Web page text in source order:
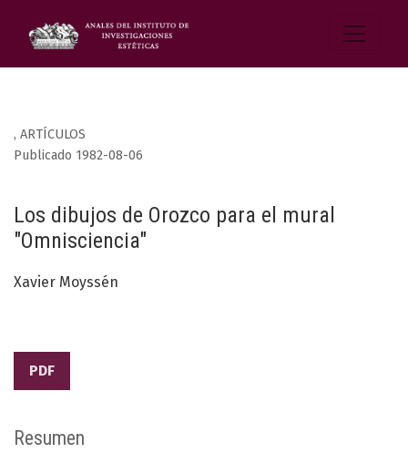
, ARTÍCULOS
Los dibujos de Orozco para el mural
"Omnisciencia"
Publicado 1982-08-06
Xavier Moyssén
PDF
Resumen